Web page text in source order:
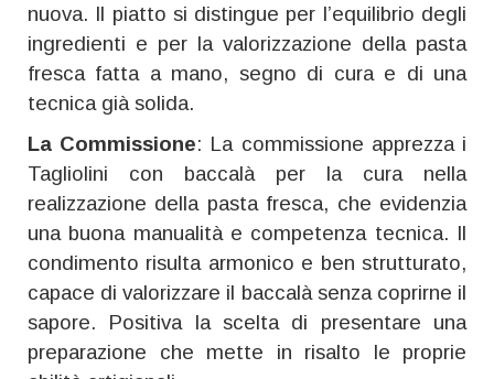
nuova. Il piatto si distingue per l’equilibrio degli
ingredienti e per la valorizzazione della pasta
fresca fatta a mano, segno di cura e di una
tecnica già solida.
La Commissione: La commissione apprezza i
Tagliolini con baccalà per la cura nella
realizzazione della pasta fresca, che evidenzia
una buona manualità e competenza tecnica. Il
condimento risulta armonico e ben strutturato,
capace di valorizzare il baccalà senza coprirne il
sapore. Positiva la scelta di presentare una
preparazione che mette in risalto le proprie